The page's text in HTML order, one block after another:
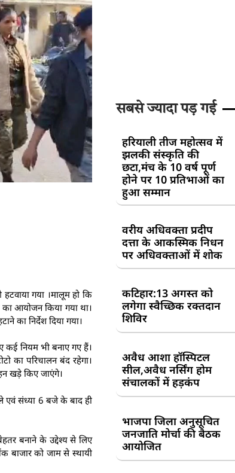
गया ।मालूम हो कि
का आयोजन किया गया था।
का निर्देश दिया गया।
कई नियम भी बनाए गए हैं।
का परिचालन बंद रहेगा।
खड़े किए जाएंगे।
एवं संध्या 6 बजे के बाद ही
बनाने के उद्देश्य से लिए
बाजार को जाम से स्थायी
सबसे ज्यादा पड़ गई
हरियाली तीज महोत्सव में
झलकी संस्कृति की
छटा,मंच के 10 वर्ष पूर्ण
होने पर 10 प्रतिभाओं का
हुआ सम्मान
वरीय अधिवक्ता प्रदीप
दत्ता के आकस्मिक निधन
पर अधिवक्ताओं में शोक
कटिहार:13 अगस्त को
लगेगा स्वैच्छिक रक्तदान
शिविर
अवैध आशा हॉस्पिटल
सील,अवैध नर्सिंग होम
संचालकों में हड़कंप
भाजपा जिला अनुसूचित
जनजाति मोर्चा की बैठक
आयोजित